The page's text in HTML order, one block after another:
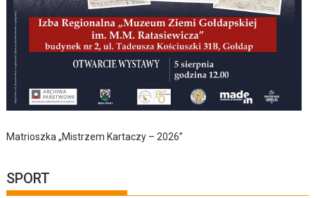
Matrioszka „Mistrzem Kartaczy – 2026”
SPORT